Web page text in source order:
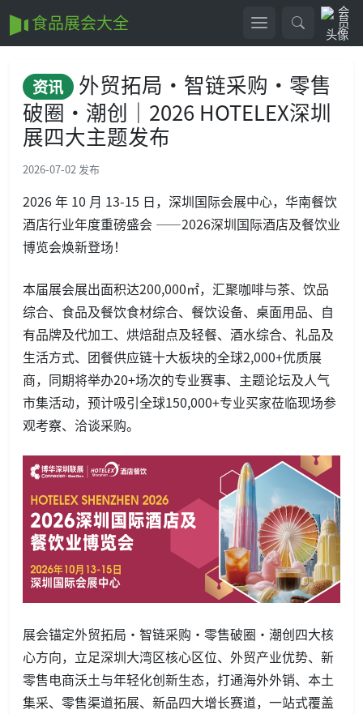
食品展会大全
资讯 外贸拓局・智链采购・零售
破圈・潮创｜2026 HOTELEX深圳
展四大主题发布
2026-07-02 发布
2026 年 10 月 13-15 日，深圳国际会展中心，华南餐饮
酒店行业年度重磅盛会 ——2026深圳国际酒店及餐饮业
博览会焕新登场！
本届展会展出面积达200,000㎡，汇聚咖啡与茶、饮品
综合、食品及餐饮食材综合、餐饮设备、桌面用品、自
有品牌及代加工、烘焙甜点及轻餐、酒水综合、礼品及
生活方式、团餐供应链十大板块的全球2,000+优质展
商，同期将举办20+场次的专业赛事、主题论坛及人气
市集活动，预计吸引全球150,000+专业买家莅临现场参
观考察、洽谈采购。
展会锚定外贸拓局・智链采购・零售破圈・潮创四大核
心方向，立足深圳大湾区核心区位、外贸产业优势、新
零售电商沃土与年轻化创新生态，打通海外外销、本土
集采、零售渠道拓展、新品四大增长赛道，一站式覆盖